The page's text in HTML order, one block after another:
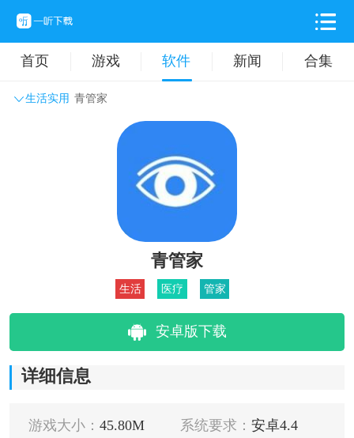
首页 游戏 软件 新闻 合集
生活实用 青管家
主题壁纸 旅游出行
拍摄美化 时尚购物
青管家
生活 医疗 管家
安卓版下载
详细信息
游戏大小： 45.80M 系统要求： 安卓4.4